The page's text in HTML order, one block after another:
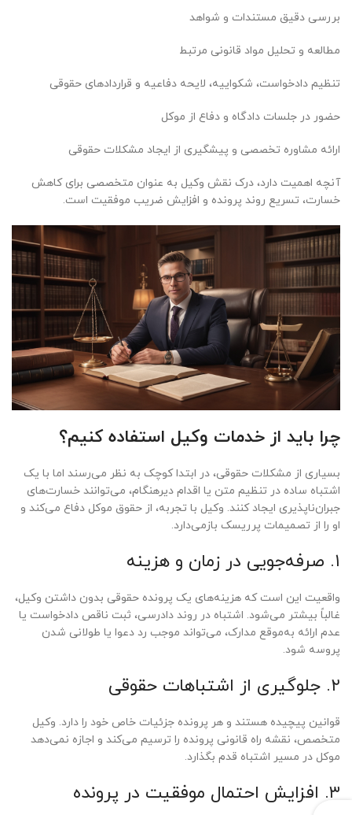
بررسی دقیق مستندات و شواهد
مطالعه و تحلیل مواد قانونی مرتبط
تنظیم دادخواست، شکواییه، لایحه دفاعیه و قراردادهای حقوقی
حضور در جلسات دادگاه و دفاع از موکل
ارائه مشاوره تخصصی و پیشگیری از ایجاد مشکلات حقوقی
آنچه اهمیت دارد، درک نقش وکیل به عنوان متخصصی برای کاهش
خسارت، تسریع روند پرونده و افزایش ضریب موفقیت است.
چرا باید از خدمات وکیل استفاده کنیم؟
بسیاری از مشکلات حقوقی، در ابتدا کوچک به نظر می‌رسند اما با یک
اشتباه ساده در تنظیم متن یا اقدام دیرهنگام، می‌توانند خسارت‌های
جبران‌ناپذیری ایجاد کنند. وکیل با تجربه، از حقوق موکل دفاع می‌کند و
او را از تصمیمات پرریسک بازمی‌دارد.
۱. صرفه‌جویی در زمان و هزینه
واقعیت این است که هزینه‌های یک پرونده حقوقی بدون داشتن وکیل،
غالباً بیشتر می‌شود. اشتباه در روند دادرسی، ثبت ناقص دادخواست یا
عدم ارائه به‌موقع مدارک، می‌تواند موجب رد دعوا یا طولانی شدن
پروسه شود.
۲. جلوگیری از اشتباهات حقوقی
قوانین پیچیده هستند و هر پرونده جزئیات خاص خود را دارد. وکیل
متخصص، نقشه راه قانونی پرونده را ترسیم می‌کند و اجازه نمی‌دهد
موکل در مسیر اشتباه قدم بگذارد.
۳. افزایش احتمال موفقیت در پرونده